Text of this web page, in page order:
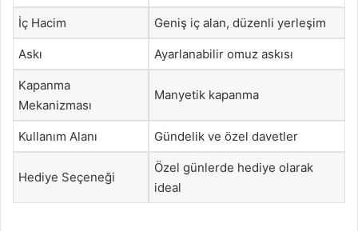
İç Hacim Geniş iç alan, düzenli yerleşim
Askı Ayarlanabilir omuz askısı
Kapanma
Mekanizması
Manyetik kapanma
Kullanım Alanı Gündelik ve özel davetler
Hediye Seçeneği
Özel günlerde hediye olarak
ideal